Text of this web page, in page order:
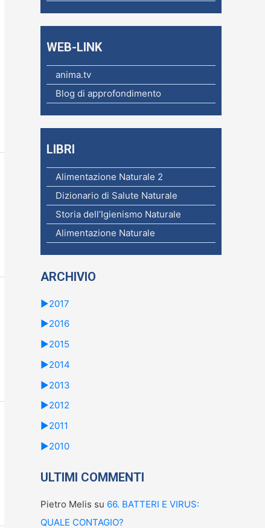
p
WEB-LINK
anima.tv
Blog di approfondimento
LIBRI
Alimentazione Naturale 2
Dizionario di Salute Naturale
Storia dell’Igienismo Naturale
Alimentazione Naturale
ARCHIVIO
►2017
►2016
►2015
►2014
►2013
►2012
►2011
►2010
ULTIMI COMMENTI
Pietro Melis su 66. BATTERI E VIRUS:
QUALE CONTAGIO?